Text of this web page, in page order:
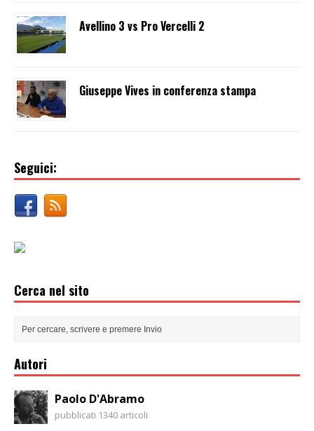
Avellino 3 vs Pro Vercelli 2
Giuseppe Vives in conferenza stampa
Seguici:
Cerca nel sito
Autori
Paolo D'Abramo
pubblicati 1340 articoli